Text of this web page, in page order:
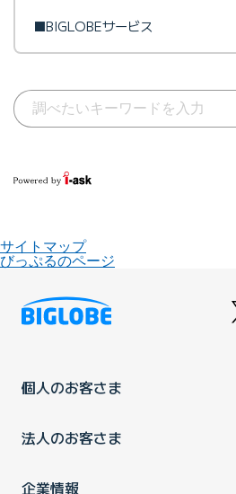
■BIGLOBEサービス
サイトマップ
びっぷるのページ
個人のお客さま
法人のお客さま
企業情報